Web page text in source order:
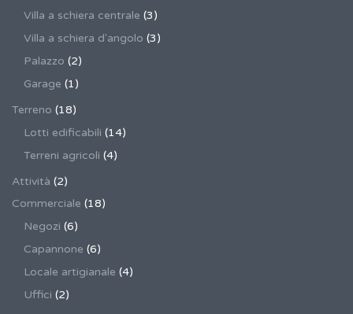
Villa a schiera centrale (3)
Villa a schiera d'angolo (3)
Palazzo (2)
Garage (1)
Terreno (18)
Lotti edificabili (14)
Terreni agricoli (4)
Attività (2)
Commerciale (18)
Negozi (6)
Capannone (6)
Locale artigianale (4)
Uffici (2)